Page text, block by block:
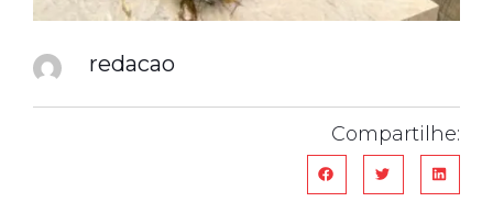
redacao
Compartilhe: